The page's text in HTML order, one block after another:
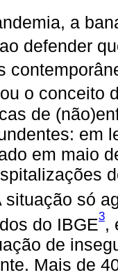
a
defender
o conceito
de
em
em maio
situação só
do IBGE3,
de
Mais de